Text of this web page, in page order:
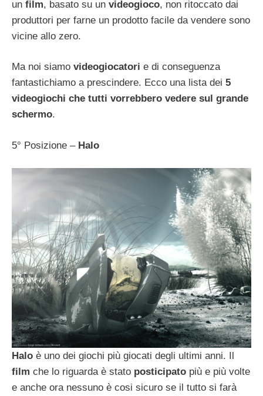
un film, basato su un videogioco, non ritoccato dai
produttori per farne un prodotto facile da vendere sono
vicine allo zero.
Ma noi siamo videogiocatori e di conseguenza
fantastichiamo a prescindere. Ecco una lista dei 5
videogiochi che tutti vorrebbero vedere sul grande
schermo.
5° Posizione – Halo
Halo è uno dei giochi più giocati degli ultimi anni. Il
film che lo riguarda è stato posticipato più e più volte
e anche ora nessuno è cosi sicuro se il tutto si farà